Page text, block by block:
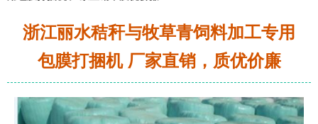
浙江丽水秸秆与牧草青饲料加工专用
包膜打捆机 厂家直销，质优价廉